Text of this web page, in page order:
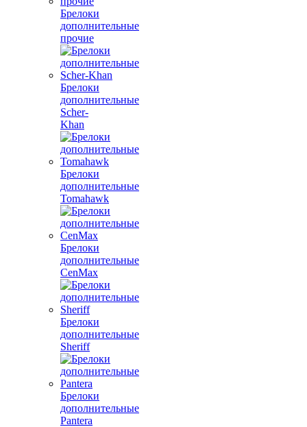
Брелоки
дополнительные
прочие
Брелоки
дополнительные
Scher-
Khan
Брелоки
дополнительные
Tomahawk
Брелоки
дополнительные
CenMax
Брелоки
дополнительные
Sheriff
Брелоки
дополнительные
Pantera